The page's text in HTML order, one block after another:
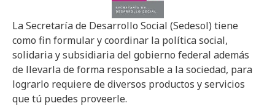
La Secretaría de Desarrollo Social (Sedesol) tiene
como fin formular y coordinar la política social,
solidaria y subsidiaria del gobierno federal además
de llevarla de forma responsable a la sociedad, para
lograrlo requiere de diversos productos y servicios
que tú puedes proveerle.